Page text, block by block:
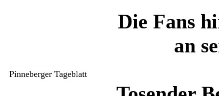
Pinneberger Tageblatt
Die Fans
an